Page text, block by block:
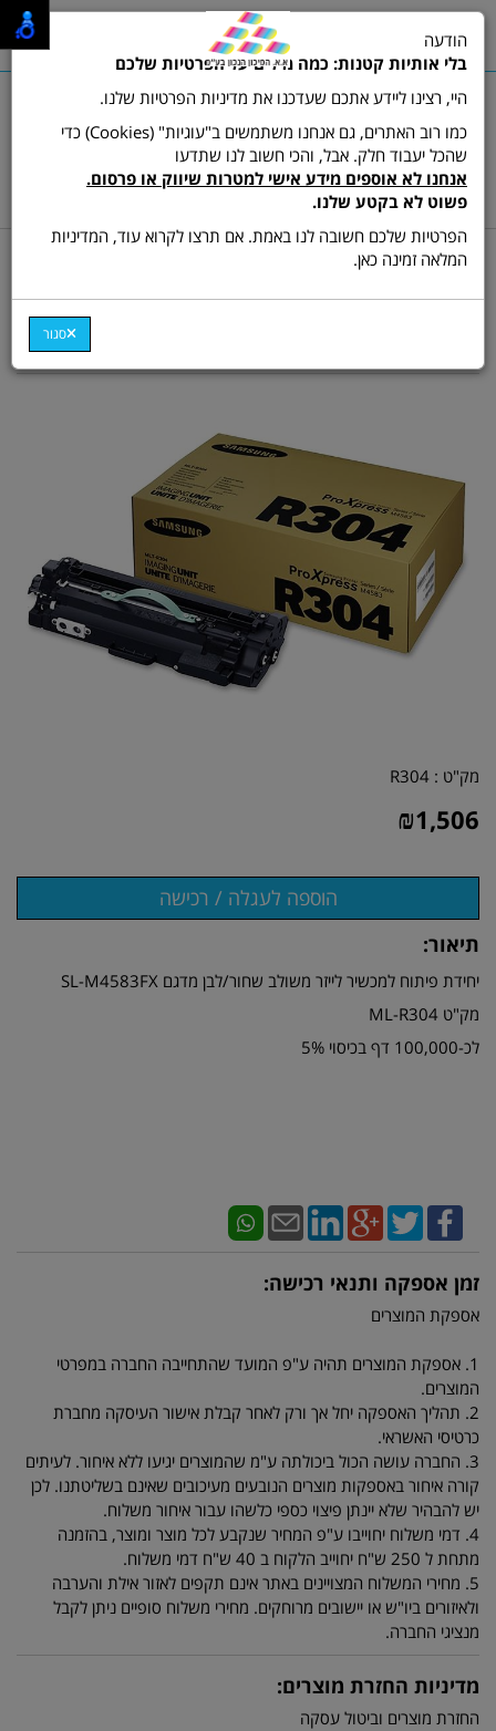
שרות לקוחות ותמיכה:03-9511473
hamikun4u@gmail.com
תפריט
דף בית מתכלים (טונרים ודיו) טונר ש/ל מקורי
יחידת פיתוח ML-R304 לדגם
מק"ט : R304
₪1,506
תיאור:
יחידת פיתוח למכשיר לייזר משולב שחור/לבן מדגם SL-M4583FX
מק"ט ML-R304
לכ-100,000 דף בכיסוי 5%
זמן אספקה ותנאי רכישה:
אספקת המוצרים
1. אספקת המוצרים תהיה ע"פ המועד שהתחייבה החברה במפרטי
המוצרים.
2. תהליך האספקה יחל אך ורק לאחר קבלת אישור העיסקה מחברת
כרטיסי האשראי.
3. החברה עושה הכול ביכולתה ע"מ שהמוצרים יגיעו ללא איחור. לעיתים
קורה איחור באספקות מוצרים הנובעים מעיכובים שאינם בשליטתנו. לכן
יש להבהיר שלא יינתן פיצוי כספי כלשהו עבור איחור משלוח.
4. דמי משלוח יחוייבו ע"פ המחיר שנקבע לכל מוצר ומוצר, בהזמנה
מתחת ל 250 ש"ח יחוייב הלקוח ב 40 ש"ח דמי משלוח.
5. מחירי המשלוח המצויינים באתר אינם תקפים לאזור אילת והערבה
ולאיזורים ביו"ש או יישובים מרוחקים. מחירי משלוח סופיים ניתן לקבל
מנציגי החברה.
מדיניות החזרת מוצרים:
החזרת מוצרים וביטול עסקה
הודעה
בלי אותיות קטנות: כמה מילים על הפרטיות שלכם
היי, רצינו ליידע אתכם שעדכנו את מדיניות הפרטיות שלנו.
כמו רוב האתרים, גם אנחנו משתמשים ב"עוגיות" (Cookies) כדי
שהכל יעבוד חלק. אבל, והכי חשוב לנו שתדעו
אנחנו לא אוספים מידע אישי למטרות שיווק או פרסום.
פשוט לא בקטע שלנו.
הפרטיות שלכם חשובה לנו באמת. אם תרצו לקרוא עוד, המדיניות
המלאה זמינה כאן.
סגור